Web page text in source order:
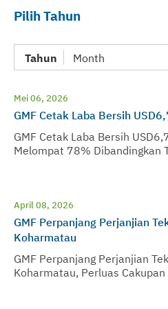
Pilih Tahun
Tahun Month
Mei 06, 2026
GMF Cetak Laba Bersih
GMF Cetak Laba Bersih
Melompat 78% Dibandingkan
April 08, 2026
GMF Perpanjang Perjanjian
Koharmatau
GMF Perpanjang Perjanjian
Koharmatau, Perluas